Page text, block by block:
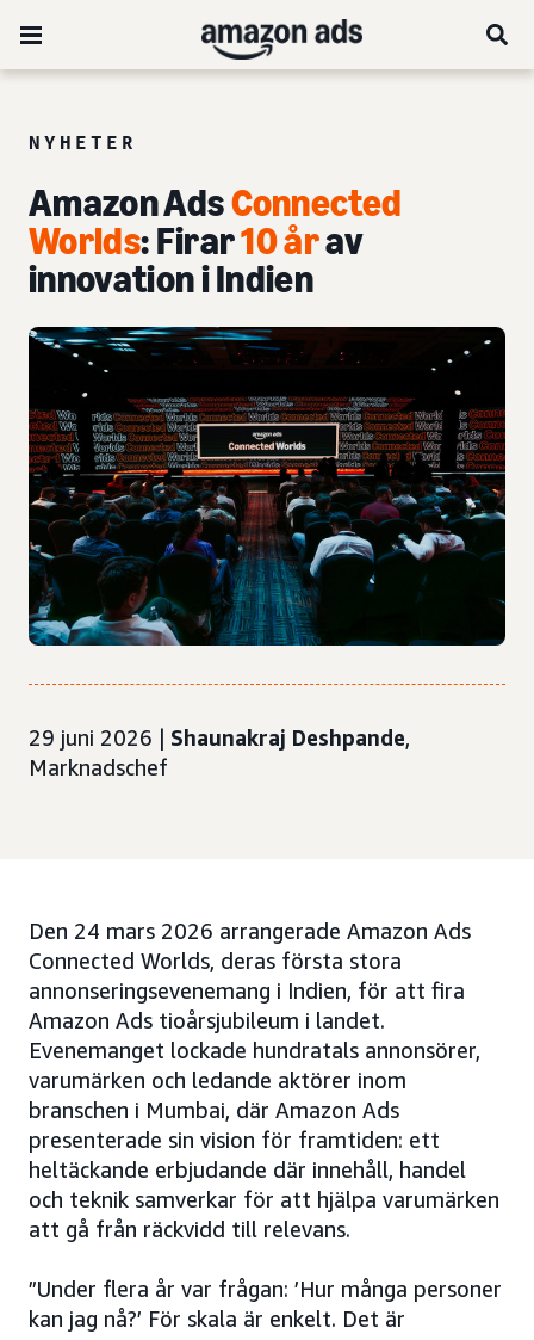
NYHETER
Amazon AdsConnected
Worlds: Firar10 årav
innovation i Indien
29 juni 2026 | Shaunakraj Deshpande,
Marknadschef
Den 24 mars 2026 arrangerade Amazon Ads
Connected Worlds, deras första stora
annonseringsevenemang i Indien, för att fira
Amazon Ads tioårsjubileum i landet.
Evenemanget lockade hundratals annonsörer,
varumärken och ledande aktörer inom
branschen i Mumbai, där Amazon Ads
presenterade sin vision för framtiden: ett
heltäckande erbjudande där innehåll, handel
och teknik samverkar för att hjälpa varumärken
att gå från räckvidd till relevans.
”Under flera år var frågan: ’Hur många personer
kan jag nå?’ För skala är enkelt. Det är